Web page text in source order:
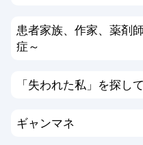
患者家族、作家、薬剤
症～
「失われた私」を探して
ギャンマネ